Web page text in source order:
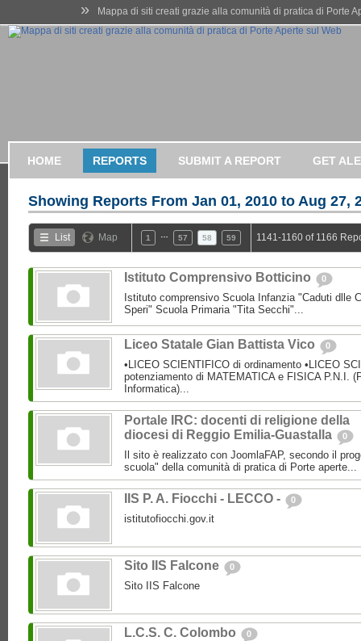
» Mappa di siti creati grazie alla comunità di pratica di Porte
HOME REPORTS SUBMIT A REPORT GET
Showing Reports From Jan 01, 2010 to Aug 27,
List Map 1 57 58 59 1141-1160 of 1166
Istituto Comprensivo Botticino 0
Istituto comprensivo Scuola Infanzia "Caduti dlle
Speri" Scuola Primaria "Tita Secchi"...
Liceo Statale Gian Battista Vico 0
•LICEO SCIENTIFICO di ordinamento •LICEO
potenziamento di MATEMATICA e FISICA P.N.I.
Informatica)...
Portale IRC: docenti di religione della
diocesi di Reggio Emilia-Guastalla
0
Il sito è realizzato con JoomlaFAP, secondo il
scuola" della comunità di pratica di Porte aperte...
IIS P. A. Fiocchi - LECCO - 0
istitutofiocchi.gov.it
Sito IIS Falcone 0
Sito IIS Falcone
L.C.S. C. Colombo 0